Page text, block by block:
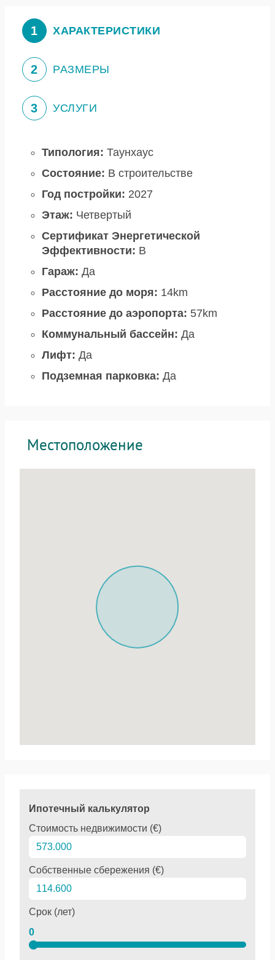
1 ХАРАКТЕРИСТИКИ
2 РАЗМЕРЫ
3 УСЛУГИ
Типология: Таунхаус
Состояние: В строительстве
Год постройки: 2027
Этаж: Четвертый
Сертификат Энергетической
Эффективности: B
Гараж: Да
Расстояние до моря: 14km
Расстояние до аэропорта: 57km
Коммунальный бассейн: Да
Лифт: Да
Подземная парковка: Да
Местоположение
Ипотечный калькулятор
Стоимость недвижимости (€)
Собственные сбережения (€)
Срок (лет)
0